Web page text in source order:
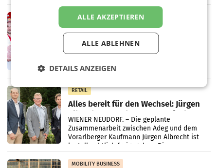
Müller-Filialen
RETAIL
Penny modernisiert zwei Filialen in
Ober- und Niederösterreich
WIENER NEUDORF. – Im Rahmen einer
laufenden Modernisierungsoffensive
erneuert Penny zwei Filialen in Nieder- und
Oberösterreich. Die beiden Standorte liegen
RETAIL
Alles bereit für den Wechsel: Jürgen
Albrecht setzt ab 1.1.2027 auf Adeg
WIENER NEUDORF. – Die geplante
Zusammenarbeit zwischen Adeg und dem
Vorarlberger Kaufmann Jürgen Albrecht ist
kartellrechtlich freigegeben: Die
Bundeswettbewerbsbehörde und der
Bundeskartellanwalt
MOBILITY BUSINESS
ALLE AKZEPTIEREN
ALLE ABLEHNEN
DETAILS ANZEIGEN